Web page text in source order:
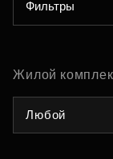
Фильтры
Жилой
Любой